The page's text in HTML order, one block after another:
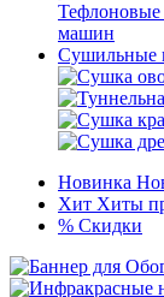
Тефлоновые
машин
Сушильные
Новинка
Хит Хиты
% Скидки